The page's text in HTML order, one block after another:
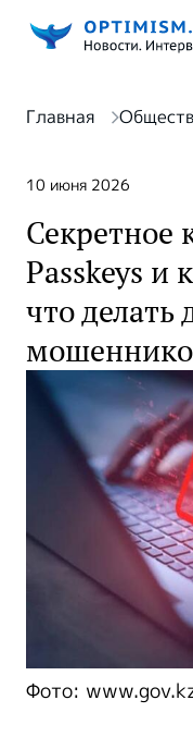
Главная
10 июня 2026
Секретное
Passkeys и
что
Фото: